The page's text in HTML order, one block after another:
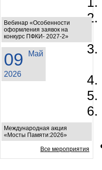
Вебинар «Особенности
оформления заявок на
конкурс ПФКИ- 2027-2»
09 Май
2026
Международная акция
«Мосты Памяти:2026»
Все мероприятия